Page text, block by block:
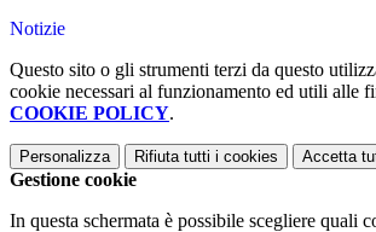
Notizie
Questo sito o gli strumenti terzi da questo
cookie necessari al funzionamento ed utili alle
COOKIE POLICY.
Personalizza Rifiuta tutti i cookies Accetta
Gestione cookie
In questa schermata è possibile scegliere quali